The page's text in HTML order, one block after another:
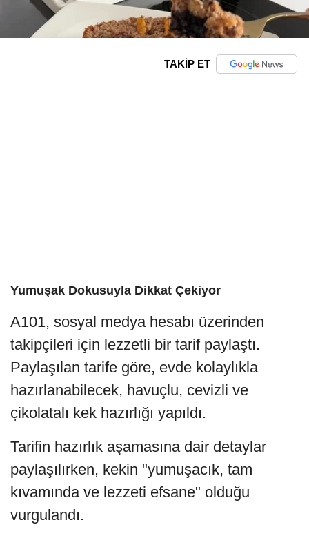
TAKİP ET
Yumuşak Dokusuyla Dikkat Çekiyor
A101, sosyal medya hesabı üzerinden
takipçileri için lezzetli bir tarif paylaştı.
Paylaşılan tarife göre, evde kolaylıkla
hazırlanabilecek, havuçlu, cevizli ve
çikolatalı kek hazırlığı yapıldı.
Tarifin hazırlık aşamasına dair detaylar
paylaşılırken, kekin "yumuşacık, tam
kıvamında ve lezzeti efsane" olduğu
vurgulandı.